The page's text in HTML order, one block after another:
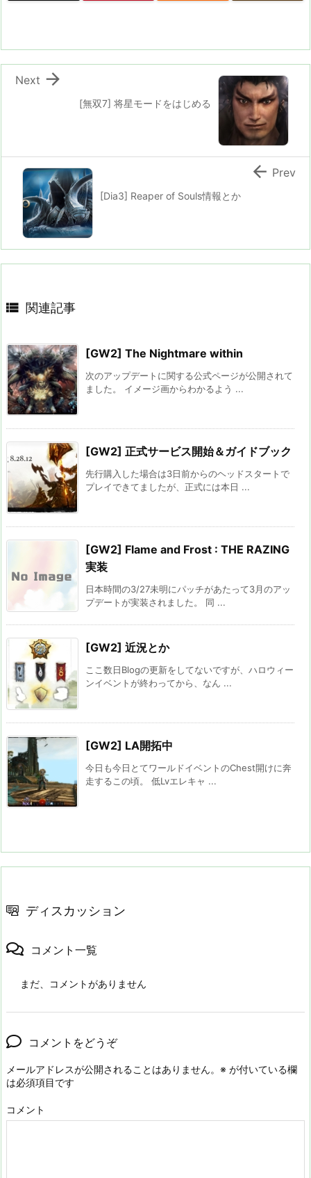
[無双7] 将星モードをはじめる

Next
[Dia3] Reaper of Souls情報とか
 Prev
 関連記事
[GW2] The Nightmare within
次のアップデートに関する公式ページが公開されて
ました。 イメージ画からわかるよう ...
[GW2] 正式サービス開始＆ガイドブック
先行購入した場合は3日前からのヘッドスタートで
プレイできてましたが、正式には本日 ...
[GW2] Flame and Frost : THE RAZING
実装
日本時間の3/27未明にパッチがあたって3月のアッ
プデートが実装されました。 同 ...
[GW2] 近況とか
ここ数日Blogの更新をしてないですが、ハロウィー
ンイベントが終わってから、なん ...
[GW2] LA開拓中
今日も今日とてワールドイベントのChest開けに奔
走するこの頃。 低Lvエレキャ ...
ディスカッション
コメント一覧
まだ、コメントがありません
コメントをどうぞ
メールアドレスが公開されることはありません。 ※ が付いている欄
は必須項目です
コメント